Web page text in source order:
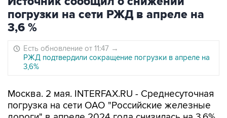
погрузки на сети РЖД в апреле на
3,6 %
Есть обновление от 11:47 →
РЖД подтвердили сокращение погрузки в апреле на
3,6%
Москва. 2 мая. INTERFAX.RU - Среднесуточная
погрузка на сети ОАО "Российские железные